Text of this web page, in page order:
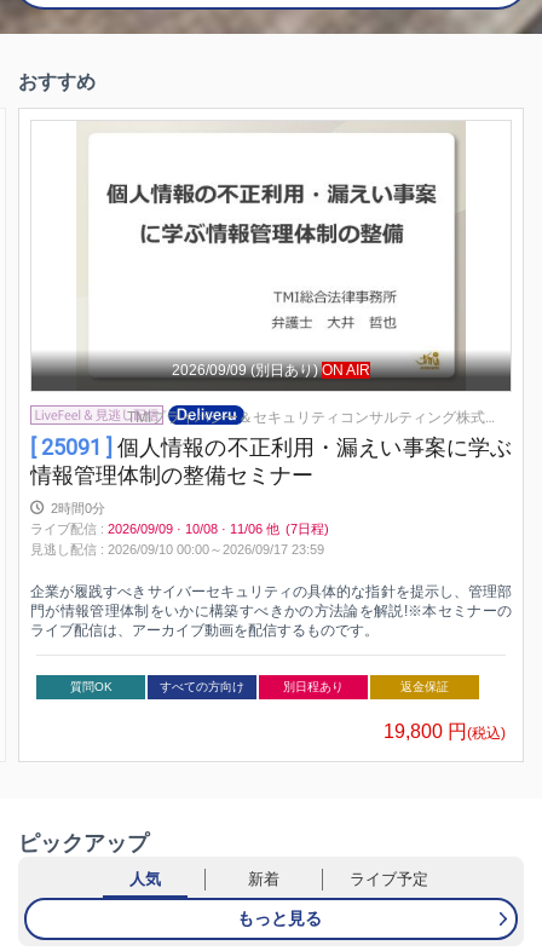
おすすめ
2026/09/09 (別日あり) ON AIR
TMIプライバシー＆セキュリティコンサルティング株式会社
[ 25091 ] 個人情報の不正利用・漏えい事案に学ぶ
情報管理体制の整備セミナー
2時間0分
ライブ配信 :2026/09/09 · 10/08 · 11/06他 (7日程)
見逃し配信 :2026/09/10 00:00～2026/09/17 23:59
企業が履践すべきサイバーセキュリティの具体的な指針を提示し、管理部
門が情報管理体制をいかに構築すべきかの方法論を解説!※本セミナーの
ライブ配信は、アーカイブ動画を配信するものです。
質問OK すべての方向け 別日程あり 返金保証
19,800 円(税込)
ピックアップ
人気 新着 ライブ予定
もっと見る